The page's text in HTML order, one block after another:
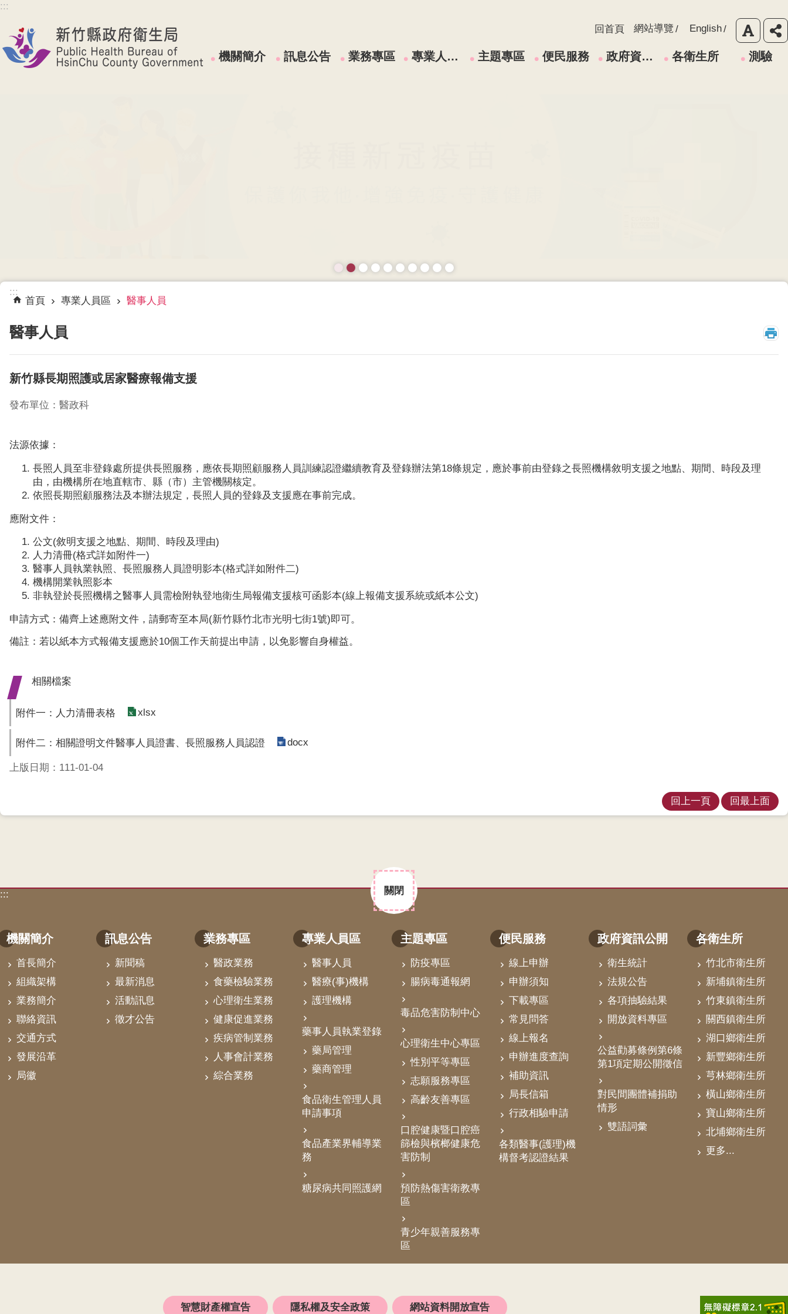
跳到主要內容區塊
:::
回首頁 網站導覽 English
機關簡介 訊息公告 業務專區 專業人員區 主題專區 便民服務 政府資訊公開 各衛生所 測驗
:::
首頁 專業人員區 醫事人員
醫事人員 _
新竹縣長期照護或居家醫療報備支援
發布單位：醫政科
法源依據：
長照人員至非登錄處所提供長照服務，應依長期照顧服務人員訓練認證繼續教育及登錄辦法第18條規定，應於事前由登錄之長照機構敘明支援之地點、期間、時段及理
由，由機構所在地直轄市、縣（市）主管機關核定。
依照長期照顧服務法及本辦法規定，長照人員的登錄及支援應在事前完成。
應附文件：
公文(敘明支援之地點、期間、時段及理由)
人力清冊(格式詳如附件一)
醫事人員執業執照、長照服務人員證明影本(格式詳如附件二)
機構開業執照影本
非執登於長照機構之醫事人員需檢附執登地衛生局報備支援核可函影本(線上報備支援系統或紙本公文)
申請方式：備齊上述應附文件，請郵寄至本局(新竹縣竹北市光明七街1號)即可。
備註：若以紙本方式報備支援應於10個工作天前提出申請，以免影響自身權益。
相關檔案
附件一：人力清冊表格 xlsx
附件二：相關證明文件醫事人員證書、長照服務人員認證 docx
上版日期：111-01-04
回上一頁 回最上面
關閉
:::
機關簡介
首長簡介
組織架構
業務簡介
聯絡資訊
交通方式
發展沿革
局徽
訊息公告
新聞稿
最新消息
活動訊息
徵才公告
業務專區
醫政業務
食藥檢驗業務
心理衛生業務
健康促進業務
疾病管制業務
人事會計業務
綜合業務
專業人員區
醫事人員
醫療(事)機構
護理機構
藥事人員執業登錄
藥局管理
藥商管理
食品衛生管理人員
申請事項
食品產業界輔導業
務
糖尿病共同照護網
主題專區
防疫專區
腸病毒通報網
毒品危害防制中心
心理衛生中心專區
性別平等專區
志願服務專區
高齡友善專區
口腔健康暨口腔癌
篩檢與檳榔健康危
害防制
預防熱傷害衛教專
區
青少年親善服務專
區
便民服務
線上申辦
申辦須知
下載專區
常見問答
線上報名
申辦進度查詢
補助資訊
局長信箱
行政相驗申請
各類醫事(護理)機
構督考認證結果
政府資訊公開
衛生統計
法規公告
各項抽驗結果
開放資料專區
公益勸募條例第6條
第1項定期公開徵信
對民間團體補捐助
情形
雙語詞彙
各衛生所
竹北市衛生所
新埔鎮衛生所
竹東鎮衛生所
關西鎮衛生所
湖口鄉衛生所
新豐鄉衛生所
芎林鄉衛生所
橫山鄉衛生所
寶山鄉衛生所
北埔鄉衛生所
更多...
智慧財產權宣告 隱私權及安全政策 網站資料開放宣告